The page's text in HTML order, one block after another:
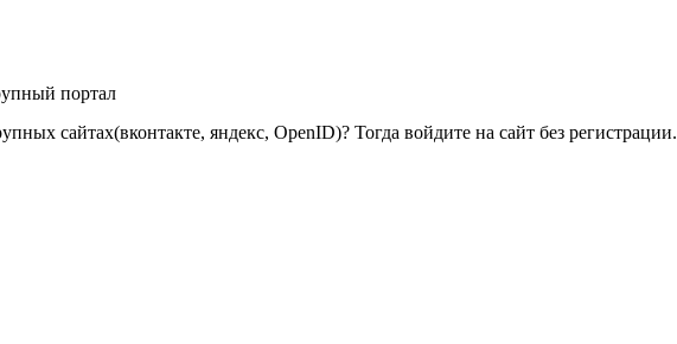
портал
сайтах(вконтакте, яндекс, OpenID)? Тогда войдите на сайт без регистрации.